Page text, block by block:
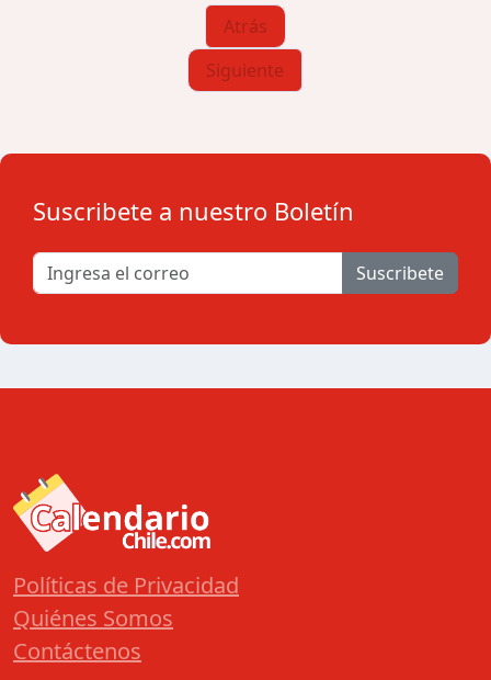
Atrás
Siguiente
Suscribete a nuestro Boletín
Suscribete
Políticas de Privacidad
Quiénes Somos
Contáctenos